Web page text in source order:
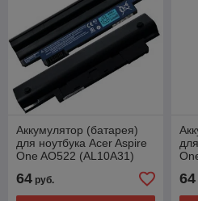
Аккумулятор (батарея)
для ноутбука Acer Aspire
One AO522 (AL10A31)
64руб. 64